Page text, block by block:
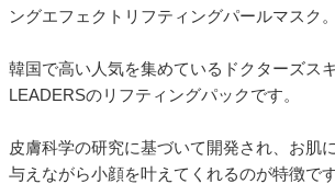
ングエフェクトリフティングパールマスク。
韓国で高い人気を集めているドクターズス
LEADERSのリフティングパックです。
皮膚科学の研究に基づいて開発され、お肌
与えながら小顔を叶えてくれるのが特徴です